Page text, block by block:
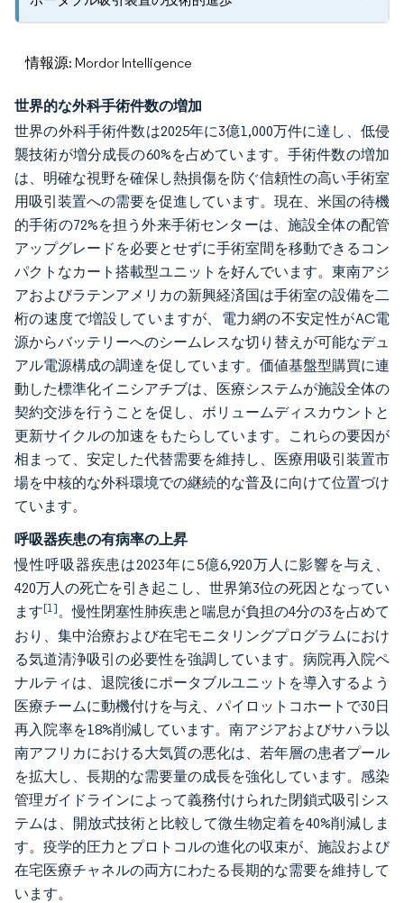
情報源: Mordor Intelligence
世界的な外科手術件数の増加
世界の外科手術件数は2025年に3億1,000万件に達し、低侵
襲技術が増分成長の60%を占めています。手術件数の増加
は、明確な視野を確保し熱損傷を防ぐ信頼性の高い手術室
用吸引装置への需要を促進しています。現在、米国の待機
的手術の72%を担う外来手術センターは、施設全体の配管
アップグレードを必要とせずに手術室間を移動できるコン
パクトなカート搭載型ユニットを好んでいます。東南アジ
アおよびラテンアメリカの新興経済国は手術室の設備を二
桁の速度で増設していますが、電力網の不安定性がAC電
源からバッテリーへのシームレスな切り替えが可能なデュ
アル電源構成の調達を促しています。価値基盤型購買に連
動した標準化イニシアチブは、医療システムが施設全体の
契約交渉を行うことを促し、ボリュームディスカウントと
更新サイクルの加速をもたらしています。これらの要因が
相まって、安定した代替需要を維持し、医療用吸引装置市
場を中核的な外科環境での継続的な普及に向けて位置づけ
ています。
呼吸器疾患の有病率の上昇
慢性呼吸器疾患は2023年に5億6,920万人に影響を与え、
420万人の死亡を引き起こし、世界第3位の死因となってい
ます[1]。慢性閉塞性肺疾患と喘息が負担の4分の3を占めて
おり、集中治療および在宅モニタリングプログラムにおけ
る気道清浄吸引の必要性を強調しています。病院再入院ペ
ナルティは、退院後にポータブルユニットを導入するよう
医療チームに動機付けを与え、パイロットコホートで30日
再入院率を18%削減しています。南アジアおよびサハラ以
南アフリカにおける大気質の悪化は、若年層の患者プール
を拡大し、長期的な需要量の成長を強化しています。感染
管理ガイドラインによって義務付けられた閉鎖式吸引シス
テムは、開放式技術と比較して微生物定着を40%削減しま
す。疫学的圧力とプロトコルの進化の収束が、施設および
在宅医療チャネルの両方にわたる長期的な需要を維持して
います。